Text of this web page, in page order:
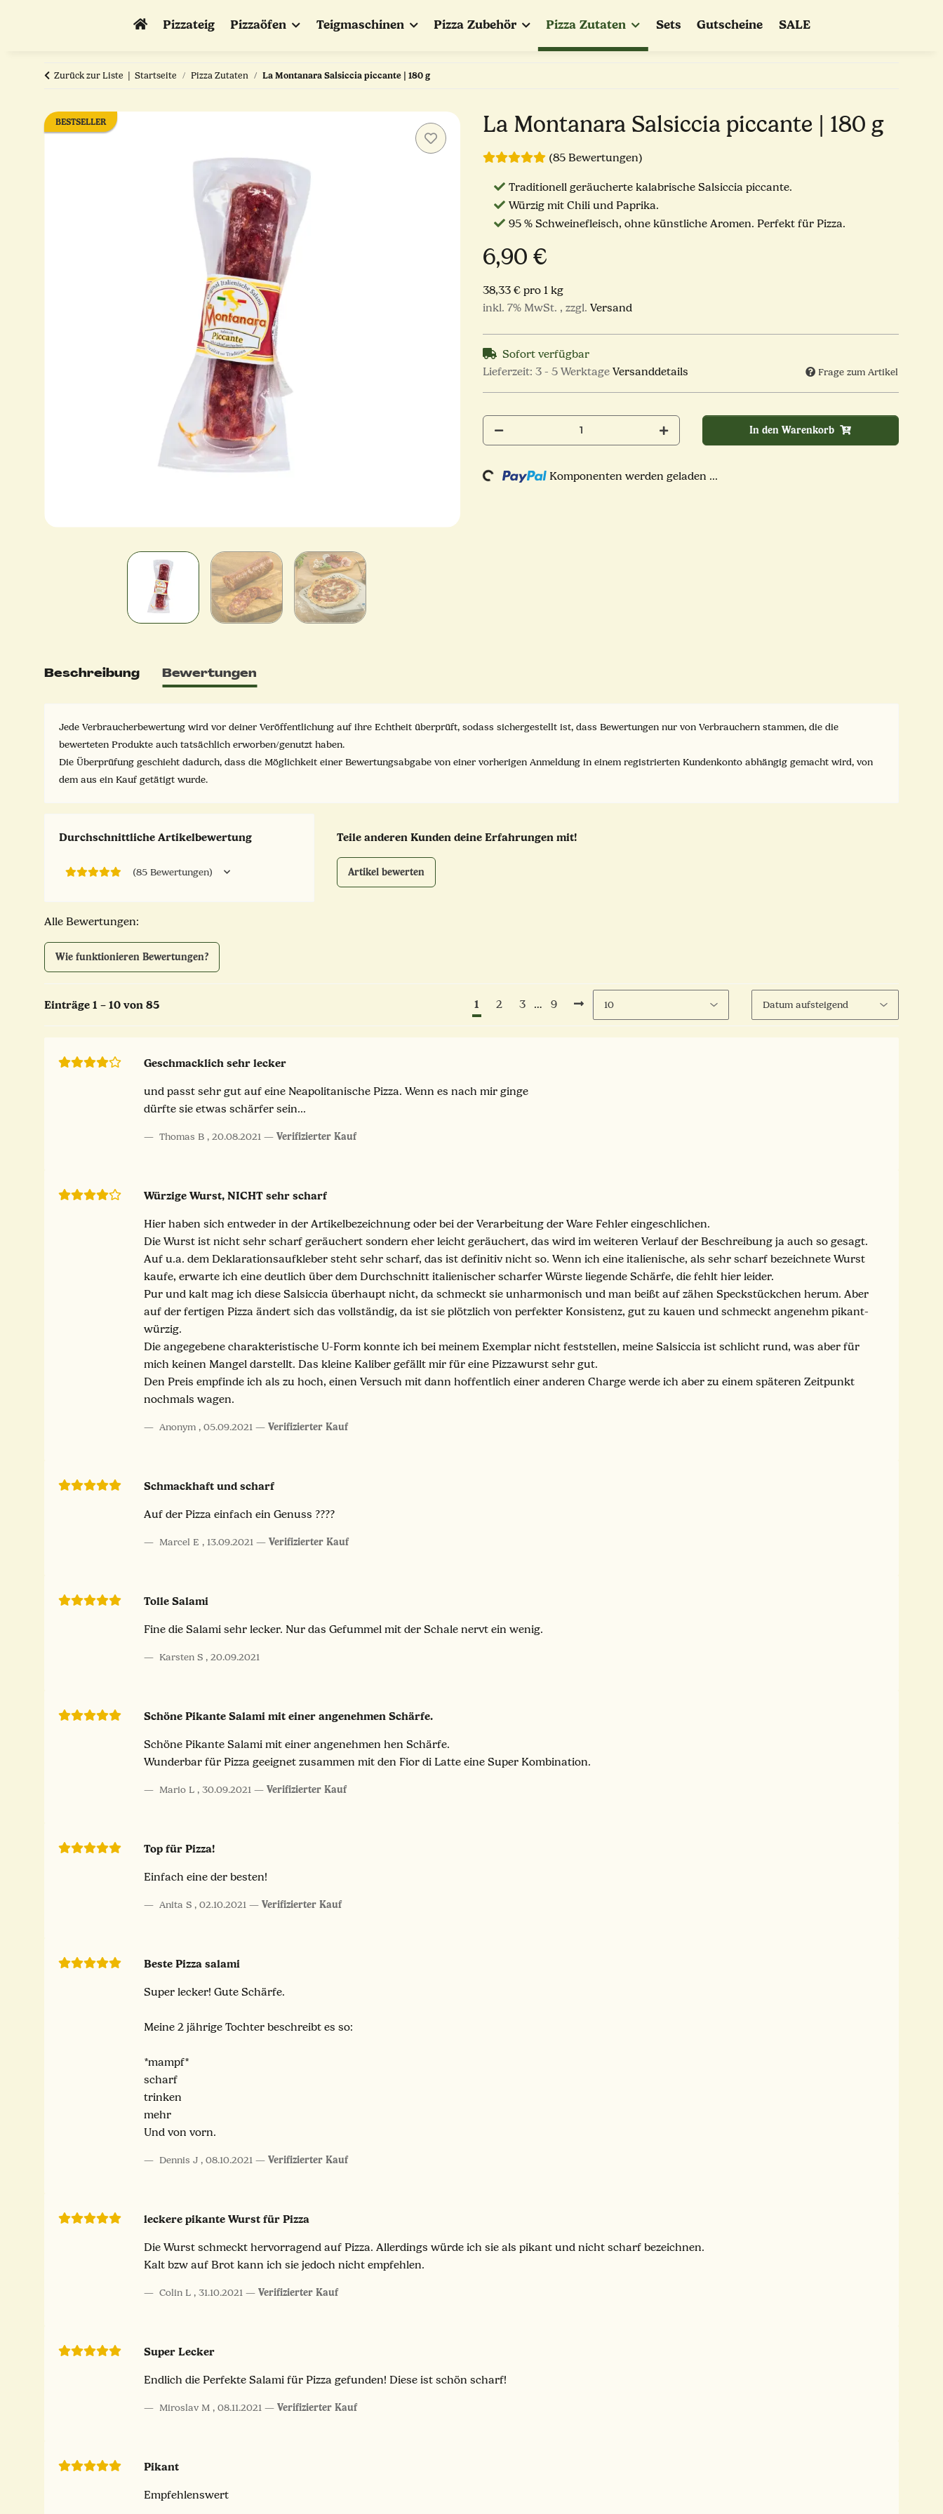
Pizzateig Pizzaöfen Teigmaschinen Pizza Zubehör Pizza Zutaten Sets Gutscheine SALE
Zurück zur Liste Startseite Pizza Zutaten La Montanara Salsiccia piccante | 180 g
BESTSELLER La Montanara Salsiccia piccante | 180 g
(85 Bewertungen)
Traditionell geräucherte kalabrische Salsiccia piccante.
Würzig mit Chili und Paprika.
95 % Schweinefleisch, ohne künstliche Aromen. Perfekt für Pizza.
6,90 €
38,33 € pro 1 kg
inkl. 7% MwSt. , zzgl. Versand
Sofort verfügbar
Lieferzeit: 3 - 5 Werktage Versanddetails Frage zum Artikel
In den Warenkorb
Loading... Komponenten werden geladen ...
Beschreibung Bewertungen
Jede Verbraucherbewertung wird vor deiner Veröffentlichung auf ihre Echtheit überprüft, sodass sichergestellt ist, dass Bewertungen nur von Verbrauchern stammen, die die
bewerteten Produkte auch tatsächlich erworben/genutzt haben.
Die Überprüfung geschieht dadurch, dass die Möglichkeit einer Bewertungsabgabe von einer vorherigen Anmeldung in einem registrierten Kundenkonto abhängig gemacht wird, von
dem aus ein Kauf getätigt wurde.
Durchschnittliche Artikelbewertung
(85 Bewertungen)
Teile anderen Kunden deine Erfahrungen mit!
Artikel bewerten
Alle Bewertungen:
Wie funktionieren Bewertungen?
Einträge 1 – 10 von 85 1 2 3 … 9
Geschmacklich sehr lecker
und passt sehr gut auf eine Neapolitanische Pizza. Wenn es nach mir ginge
dürfte sie etwas schärfer sein...
Thomas B , 20.08.2021 Verifizierter Kauf
Würzige Wurst, NICHT sehr scharf
Hier haben sich entweder in der Artikelbezeichnung oder bei der Verarbeitung der Ware Fehler eingeschlichen.
Die Wurst ist nicht sehr scharf geräuchert sondern eher leicht geräuchert, das wird im weiteren Verlauf der Beschreibung ja auch so gesagt.
Auf u.a. dem Deklarationsaufkleber steht sehr scharf, das ist definitiv nicht so. Wenn ich eine italienische, als sehr scharf bezeichnete Wurst
kaufe, erwarte ich eine deutlich über dem Durchschnitt italienischer scharfer Würste liegende Schärfe, die fehlt hier leider.
Pur und kalt mag ich diese Salsiccia überhaupt nicht, da schmeckt sie unharmonisch und man beißt auf zähen Speckstückchen herum. Aber
auf der fertigen Pizza ändert sich das vollständig, da ist sie plötzlich von perfekter Konsistenz, gut zu kauen und schmeckt angenehm pikant-
würzig.
Die angegebene charakteristische U-Form konnte ich bei meinem Exemplar nicht feststellen, meine Salsiccia ist schlicht rund, was aber für
mich keinen Mangel darstellt. Das kleine Kaliber gefällt mir für eine Pizzawurst sehr gut.
Den Preis empfinde ich als zu hoch, einen Versuch mit dann hoffentlich einer anderen Charge werde ich aber zu einem späteren Zeitpunkt
nochmals wagen.
Anonym , 05.09.2021 Verifizierter Kauf
Schmackhaft und scharf
Auf der Pizza einfach ein Genuss ????
Marcel E , 13.09.2021 Verifizierter Kauf
Tolle Salami
Fine die Salami sehr lecker. Nur das Gefummel mit der Schale nervt ein wenig.
Karsten S , 20.09.2021
Schöne Pikante Salami mit einer angenehmen Schärfe.
Schöne Pikante Salami mit einer angenehmen hen Schärfe.
Wunderbar für Pizza geeignet zusammen mit den Fior di Latte eine Super Kombination.
Mario L , 30.09.2021 Verifizierter Kauf
Top für Pizza!
Einfach eine der besten!
Anita S , 02.10.2021 Verifizierter Kauf
Beste Pizza salami
Super lecker! Gute Schärfe.
Meine 2 jährige Tochter beschreibt es so:
*mampf*
scharf
trinken
mehr
Und von vorn.
Dennis J , 08.10.2021 Verifizierter Kauf
leckere pikante Wurst für Pizza
Die Wurst schmeckt hervorragend auf Pizza. Allerdings würde ich sie als pikant und nicht scharf bezeichnen.
Kalt bzw auf Brot kann ich sie jedoch nicht empfehlen.
Colin L , 31.10.2021 Verifizierter Kauf
Super Lecker
Endlich die Perfekte Salami für Pizza gefunden! Diese ist schön scharf!
Miroslav M , 08.11.2021 Verifizierter Kauf
Pikant
Empfehlenswert